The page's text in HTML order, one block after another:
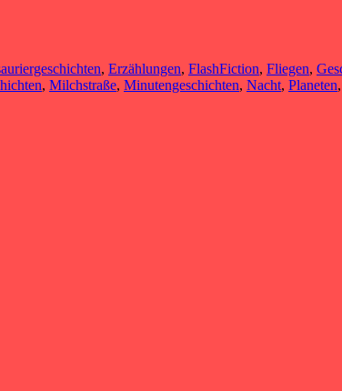
, Erzählungen, FlashFiction, Fliegen,
, Milchstraße, Minutengeschichten, Nacht, Planeten,